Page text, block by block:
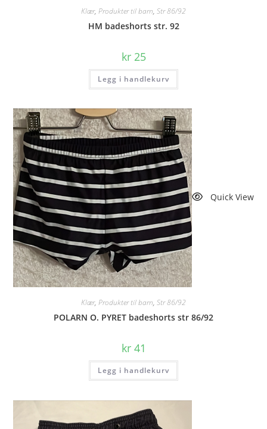
Klær, Produkter til barn, Str 86/92
HM badeshorts str. 92
kr25
Legg i handlekurv
Quick View
Klær, Produkter til barn, Str 86/92
POLARN O. PYRET badeshorts str 86/92
kr41
Legg i handlekurv